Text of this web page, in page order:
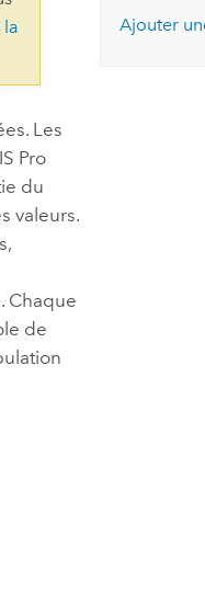
Explorer
Lire le récit
la
Les
Pro
du
valeurs.
Chaque
de
Ajouter